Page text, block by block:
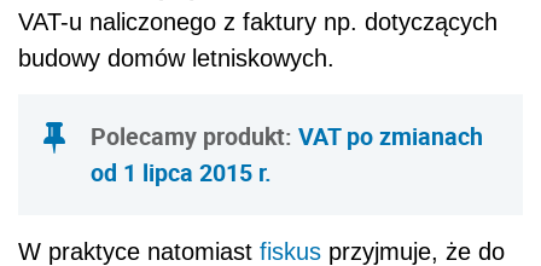
VAT-u naliczonego z faktury np. dotyczących
budowy domów letniskowych.
Polecamy produkt: VAT po zmianach
od 1 lipca 2015 r.
W praktyce natomiast fiskus przyjmuje, że do